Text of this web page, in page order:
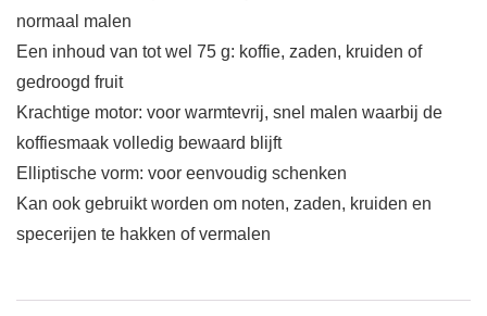
normaal malen
Een inhoud van tot wel 75 g: koffie, zaden, kruiden of
gedroogd fruit
Krachtige motor: voor warmtevrij, snel malen waarbij de
koffiesmaak volledig bewaard blijft
Elliptische vorm: voor eenvoudig schenken
Kan ook gebruikt worden om noten, zaden, kruiden en
specerijen te hakken of vermalen